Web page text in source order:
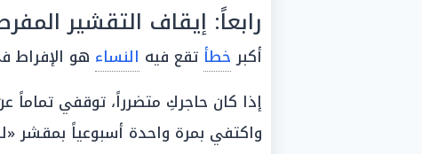
رابعاً: إيقاف التقشير
أكبرخطأ تقع فيه النساء هو الإفراط
إذا كان حاجركِ متضرراً، توقفي تماماً
واكتفي بمرة واحدة أسبوعياً بمقشر